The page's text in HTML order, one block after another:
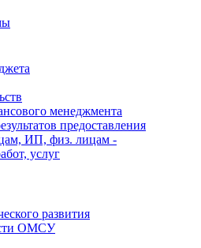
менеджмента
предоставления
ИП, физ. лицам -
услуг
развития
ОМСУ